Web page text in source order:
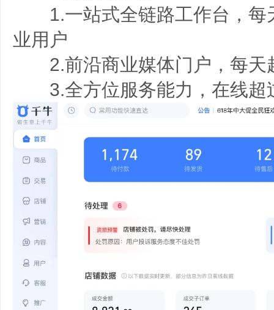
1.一站式全链路工作台，每
业用户
2.前沿商业媒体门户，每天
3.全方位服务能力，在线超